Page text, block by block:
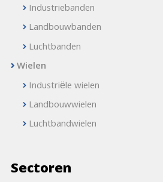
Industriebanden
Landbouwbanden
Luchtbanden
Wielen
Industriële wielen
Landbouwwielen
Luchtbandwielen
Sectoren